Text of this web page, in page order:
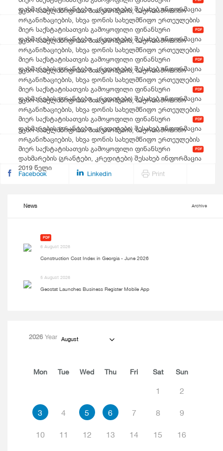
დახმარების (გრანტები, კრედიტები) შესახებ ინფორმაცია
2017 წელი
უცხო სახელმწიფოთა მთავრობების, საერთაშორისო
ორგანიზაციების, სხვა დონის სახელმწიფო ერთეულების
მიერ საქსტატისათვის გამოყოფილი ფინანსური
დახმარების (გრანტები, კრედიტები) შესახებ ინფორმაცია
2016 წელი
PDF
უცხო სახელმწიფოთა მთავრობების, საერთაშორისო
ორგანიზაციების, სხვა დონის სახელმწიფო ერთეულების
მიერ საქსტატისათვის გამოყოფილი ფინანსური
დახმარების (გრანტები, კრედიტები) შესახებ ინფორმაცია
2015 წელი
PDF
უცხო სახელმწიფოთა მთავრობების, საერთაშორისო
ორგანიზაციების, სხვა დონის სახელმწიფო ერთეულების
მიერ საქსტატისათვის გამოყოფილი ფინანსური
დახმარების (გრანტები, კრედიტები) შესახებ ინფორმაცია
2014 წელი
PDF
უცხო სახელმწიფოთა მთავრობების, საერთაშორისო
ორგანიზაციების, სხვა დონის სახელმწიფო ერთეულების
მიერ საქსტატისათვის გამოყოფილი ფინანსური
დახმარების (გრანტები, კრედიტები) შესახებ ინფორმაცია
2013 წელი
PDF
უცხო სახელმწიფოთა მთავრობების, საერთაშორისო
ორგანიზაციების, სხვა დონის სახელმწიფო ერთეულების
მიერ საქსტატისათვის გამოყოფილი ფინანსური
დახმარების (გრანტები, კრედიტები) შესახებ ინფორმაცია
2019 წელი
PDF
Facebook Linkedin Print
News Archive
PDF
6 August 2026
Construction Cost Index in Georgia - June 2026
5 August 2026
Geostat Launches Business Register Mobile App
2026Year August
Mon Tue Wed Thu Fri Sat Sun
1 2
3 4 5 6 7 8 9
10 11 12 13 14 15 16